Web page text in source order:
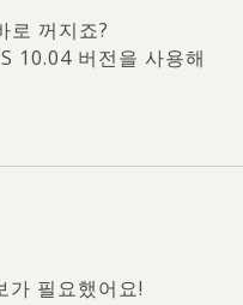
로 꺼지죠?
10.04 버전을 사용해
가 필요했어요!